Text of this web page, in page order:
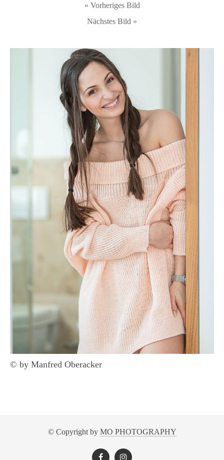
© by Manfred Oberacker
« Vorheriges Bild
Nächstes Bild »
© Copyright by MO PHOTOGRAPHY